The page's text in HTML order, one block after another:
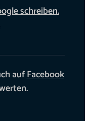
schreiben.
aufFacebook